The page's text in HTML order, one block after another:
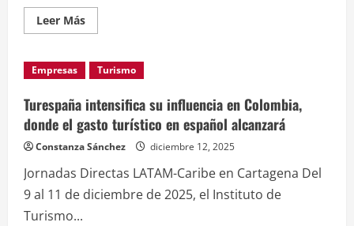
Leer MásLeer
más
Reino
Unido
y
EE.
UU.
consolida
su
influencia
el
internacional
Empresas Turismo
Turespaña intensifica su influencia en Colombia,
donde el gasto turístico en español alcanzará
Constanza Sánchez diciembre 12, 2025
Jornadas Directas LATAM-Caribe en Cartagena Del
9 al 11 de diciembre de 2025, el Instituto de
Turismo...